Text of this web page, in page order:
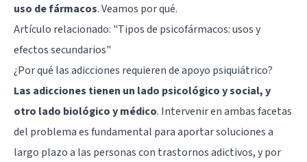
uso de fármacos. Veamos por qué.
Artículo relacionado: "Tipos de psicofármacos: usos y
efectos secundarios"
¿Por qué las adicciones requieren de apoyo psiquiátrico?
Las adicciones tienen un lado psicológico y social, y
otro lado biológico y médico. Intervenir en ambas facetas
del problema es fundamental para aportar soluciones a
largo plazo a las personas con trastornos adictivos, y por